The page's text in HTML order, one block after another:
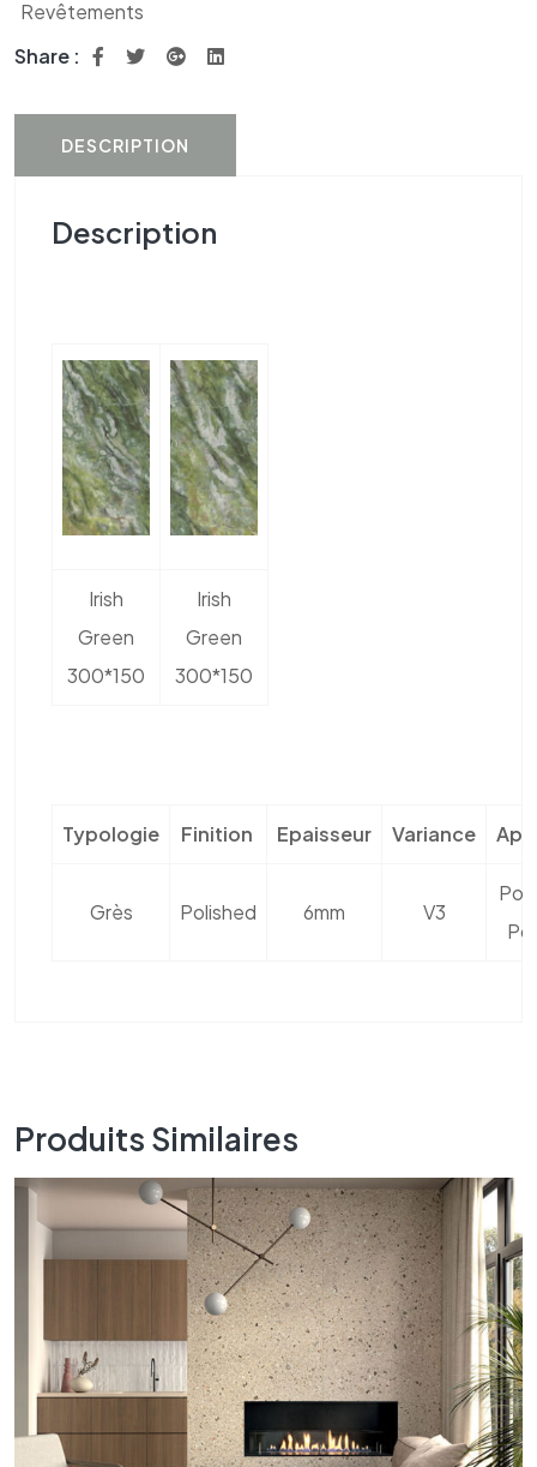
Revêtements
Share :
DESCRIPTION
Description
Irish
Green
300*150
Irish
Green
300*150
Typologie Finition Epaisseur Variance
Grès Polished 6mm V3
Produits Similaires